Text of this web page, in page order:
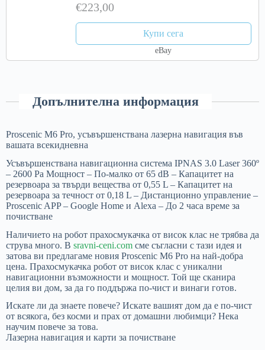
€223,00
Купи сега
eBay
Допълнителна информация
Proscenic M6 Pro, усъвършенствана лазерна навигация във
вашата всекидневна
Усъвършенствана навигационна система IPNAS 3.0 Laser 360º
– 2600 Pa Мощност – По-малко от 65 dB – Капацитет на
резервоара за твърди вещества от 0,55 L – Капацитет на
резервоара за течност от 0,18 L – Дистанционно управление –
Proscenic APP – Google Home и Alexa – До 2 часа време за
почистване
Наличието на робот прахосмукачка от висок клас не трябва да
струва много. В sravni-ceni.com сме съгласни с тази идея и
затова ви предлагаме новия Proscenic M6 Pro на най-добра
цена. Прахосмукачка робот от висок клас с уникални
навигационни възможности и мощност. Той ще сканира
целия ви дом, за да го поддържа по-чист и винаги готов.
Искате ли да знаете повече? Искате вашият дом да е по-чист
от всякога, без косми и прах от домашни любимци? Нека
научим повече за това.
Лазерна навигация и карти за почистване